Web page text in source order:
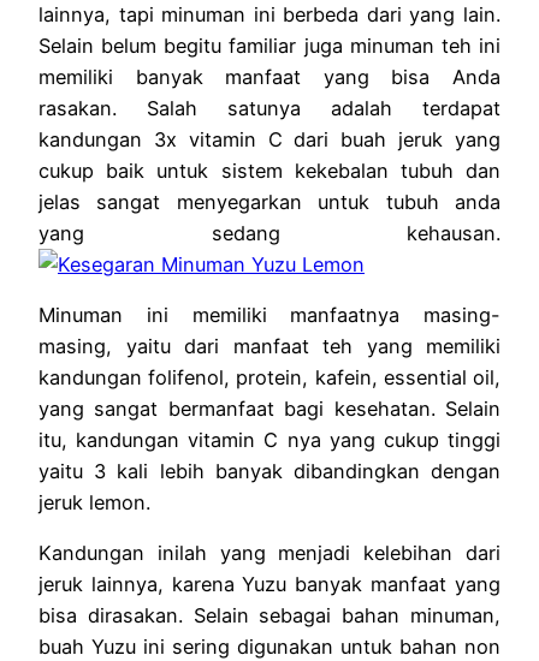
lainnya, tapi minuman ini berbeda dari yang lain.
Selain belum begitu familiar juga minuman teh ini
memiliki banyak manfaat yang bisa Anda
rasakan. Salah satunya adalah terdapat
kandungan 3x vitamin C dari buah jeruk yang
cukup baik untuk sistem kekebalan tubuh dan
jelas sangat menyegarkan untuk tubuh anda
yang sedang kehausan.
Minuman ini memiliki manfaatnya masing-
masing, yaitu dari manfaat teh yang memiliki
kandungan folifenol, protein, kafein, essential oil,
yang sangat bermanfaat bagi kesehatan. Selain
itu, kandungan vitamin C nya yang cukup tinggi
yaitu 3 kali lebih banyak dibandingkan dengan
jeruk lemon.
Kandungan inilah yang menjadi kelebihan dari
jeruk lainnya, karena Yuzu banyak manfaat yang
bisa dirasakan. Selain sebagai bahan minuman,
buah Yuzu ini sering digunakan untuk bahan non